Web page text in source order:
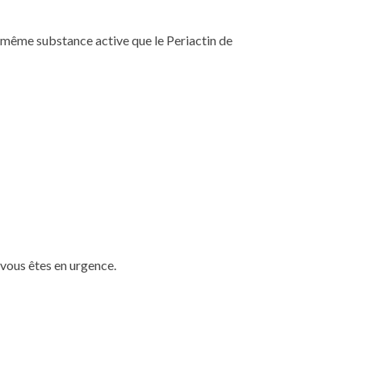
substance active que le Periactin de
êtes en urgence.